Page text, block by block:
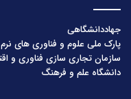
جهاددانشگاهی
پارک ملی علوم و فناوری های
سازمان تجاری سازی فناوری و
دانشگاه علم و فرهنگ